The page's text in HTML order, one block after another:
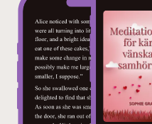
emotionella och fysiska
skapar. Inläst av
Calmtunes. Pianomusik av
Meditationer är en
meditationsinstruktör,
började producera
meditationer och